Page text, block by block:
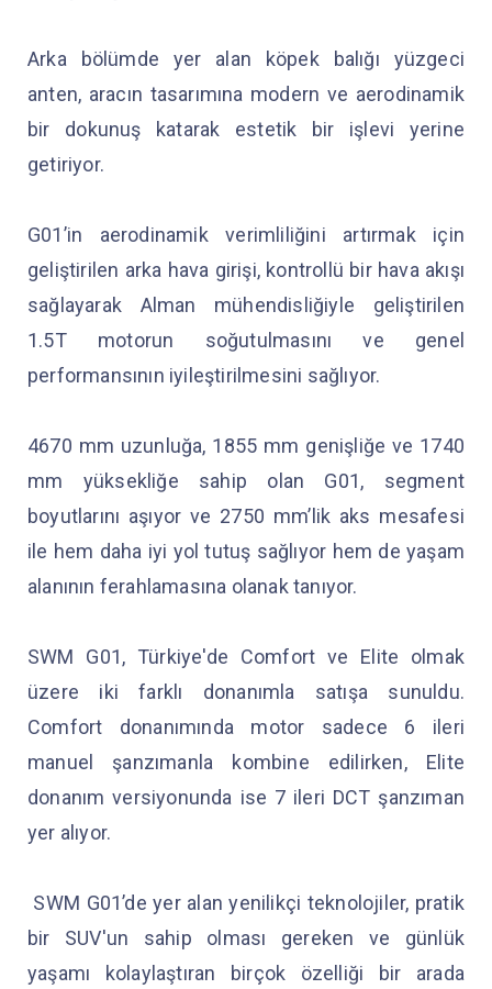
Arka bölümde yer alan köpek balığı yüzgeci
anten, aracın tasarımına modern ve aerodinamik
bir dokunuş katarak estetik bir işlevi yerine
getiriyor.
G01’in aerodinamik verimliliğini artırmak için
geliştirilen arka hava girişi, kontrollü bir hava akışı
sağlayarak Alman mühendisliğiyle geliştirilen
1.5T motorun soğutulmasını ve genel
performansının iyileştirilmesini sağlıyor.
4670 mm uzunluğa, 1855 mm genişliğe ve 1740
mm yüksekliğe sahip olan G01, segment
boyutlarını aşıyor ve 2750 mm’lik aks mesafesi
ile hem daha iyi yol tutuş sağlıyor hem de yaşam
alanının ferahlamasına olanak tanıyor.
SWM G01, Türkiye'de Comfort ve Elite olmak
üzere iki farklı donanımla satışa sunuldu.
Comfort donanımında motor sadece 6 ileri
manuel şanzımanla kombine edilirken, Elite
donanım versiyonunda ise 7 ileri DCT şanzıman
yer alıyor.
SWM G01’de yer alan yenilikçi teknolojiler, pratik
bir SUV'un sahip olması gereken ve günlük
yaşamı kolaylaştıran birçok özelliği bir arada